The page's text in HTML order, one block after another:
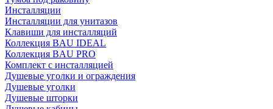
Инсталляции
Инсталляции для унитазов
Клавиши для инсталляций
Коллекция BAU IDEAL
Коллекция BAU PRO
Комплект с инсталляцией
Душевые уголки и ограждения
Душевые уголки
Душевые шторки